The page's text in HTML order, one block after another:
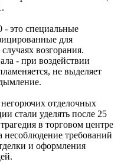
это специальные
для
возгорания.
- при воздействии
не выделяет
отделочных
стали уделять после 25
в торговом центре
требований
и оформления